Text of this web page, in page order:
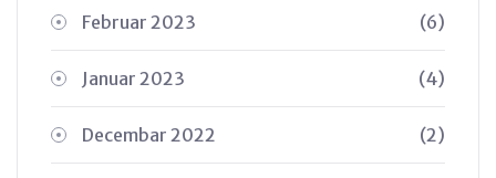
Februar 2023 (6)
Januar 2023 (4)
Decembar 2022 (2)